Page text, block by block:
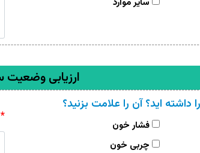
ارزیابی وضعیت
داشته اید؟ آن را علامت بزنید؟
فشار خون
چربی خون
*